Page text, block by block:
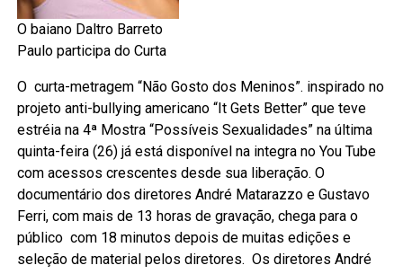
O baiano Daltro Barreto
Paulo participa do Curta
O curta-metragem “Não Gosto dos Meninos”. inspirado no
projeto anti-bullying americano “It Gets Better” que teve
estréia na 4ª Mostra “Possíveis Sexualidades” na última
quinta-feira (26) já está disponível na integra no You Tube
com acessos crescentes desde sua liberação. O
documentário dos diretores André Matarazzo e Gustavo
Ferri, com mais de 13 horas de gravação, chega para o
público com 18 minutos depois de muitas edições e
seleção de material pelos diretores. Os diretores André